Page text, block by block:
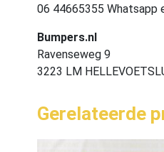
06 44665355 Whatsapp
Bumpers.nl
Ravenseweg 9
3223 LM
Gerelateerde